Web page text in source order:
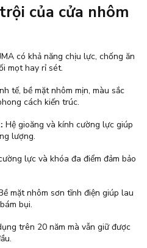
của cửa nhôm
có khả năng chịu lực, chống ăn
mọt hay rỉ sét.
tế, bề mặt nhôm mịn, màu sắc
cách kiến trúc.
Hệ gioăng và kính cường lực giúp
lượng.
lực và khóa đa điểm đảm bảo
mặt nhôm sơn tĩnh điện giúp lau
bụi.
trên 20 năm mà vẫn giữ được